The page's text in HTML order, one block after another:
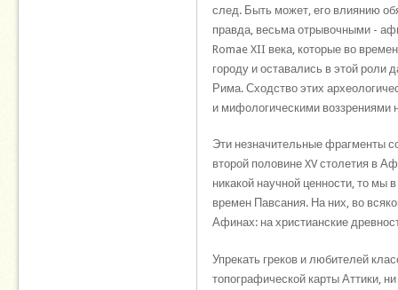
след. Быть может, его влиянию
правда, весьма отрывочными -
Romae XII века, которые во
городу и оставались в этой роли
Рима. Сходство этих
и мифологическими воззрениями
Эти незначительные фрагменты
второй половине XV столетия в
никакой научной ценности, то мы
времен Павсания. На них, во
Афинах: на христианские
Упрекать греков и любителей
топографической карты Аттики,